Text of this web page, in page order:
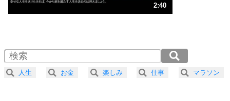
人生、なんとかなるもの。
気楽に生きる30の方法
4 器の大きい人は、怒りを優しさで表現する。
プラス思考
2:40
2.0倍速 （314KB 1分20秒）
2.5倍速 （251KB 1分4秒）
3.0倍速 （209KB 53秒）
人生 お金 楽しみ 仕事 マラソン